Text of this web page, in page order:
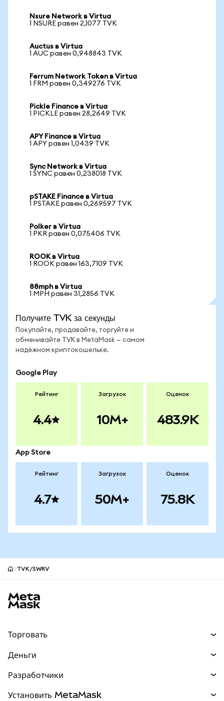
Nsure Network в Virtua
1 NSURE равен 2,1077 TVK
Auctus в Virtua
1 AUC равен 0,948843 TVK
Ferrum Network Token в Virtua
1 FRM равен 0,349276 TVK
Pickle Finance в Virtua
1 PICKLE равен 28,2649 TVK
APY Finance в Virtua
1 APY равен 1,0439 TVK
Sync Network в Virtua
1 SYNC равен 0,238018 TVK
pSTAKE Finance в Virtua
1 PSTAKE равен 0,269597 TVK
Polker в Virtua
1 PKR равен 0,075406 TVK
ROOK в Virtua
1 ROOK равен 163,7109 TVK
88mph в Virtua
1 MPH равен 31,2856 TVK
Получите TVK за секунды
Покупайте, продавайте, торгуйте и
обменивайте TVK в MetaMask — самом
надёжном криптокошельке.
Google Play
Рейтинг
4.4
Загрузок
10M+
Оценок
483.9K
App Store
Рейтинг
4.7
Загрузок
50M+
Оценок
75.8K
TVK/SWRV
Торговать
Прогнозы
Перпы НОВИНКА
Деньги
Разработчики
Установить MetaMask